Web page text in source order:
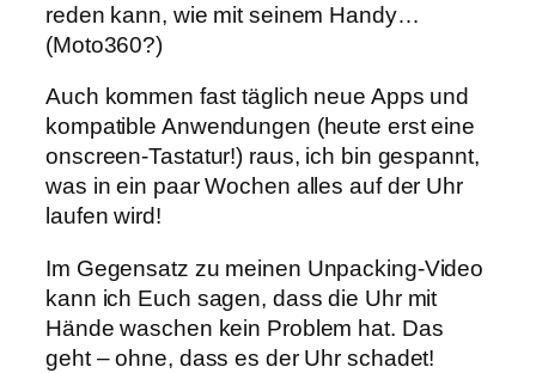
reden kann, wie mit seinem Handy…
(Moto360?)
Auch kommen fast täglich neue Apps und
kompatible Anwendungen (heute erst eine
onscreen-Tastatur!) raus, ich bin gespannt,
was in ein paar Wochen alles auf der Uhr
laufen wird!
Im Gegensatz zu meinen Unpacking-Video
kann ich Euch sagen, dass die Uhr mit
Hände waschen kein Problem hat. Das
geht – ohne, dass es der Uhr schadet!